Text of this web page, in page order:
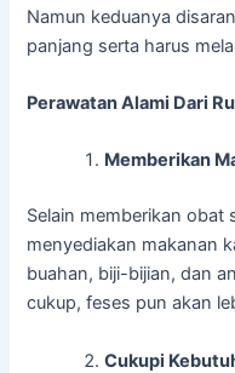
Namun keduanya
panjang serta harus
Perawatan Alami Dari
Memberikan
Selain memberikan obat
menyediakan makanan
buahan, biji-bijian, dan
cukup, feses pun akan
Cukupi